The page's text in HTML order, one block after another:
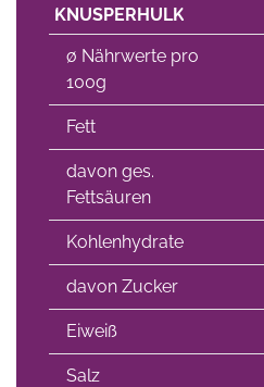
KNUSPERHULK
∅ Nährwerte pro
100g
Fett
davon ges.
Fettsäuren
Kohlenhydrate
davon Zucker
Eiweiß
Salz